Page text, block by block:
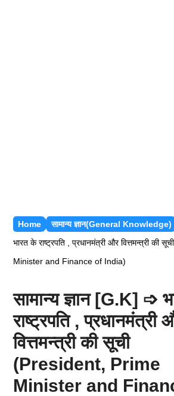
Home सामान्य ज्ञान(General Knowledge)
भारत के राष्ट्रपति , प्रधानमंत्री और वित्तमन्त्री की
Minister and Finance of India)
सामान्य ज्ञान [G.K] ➩
राष्ट्रपति , प्रधानमंत्री
वित्तमन्त्री की सूची
(President, Prime
Minister and